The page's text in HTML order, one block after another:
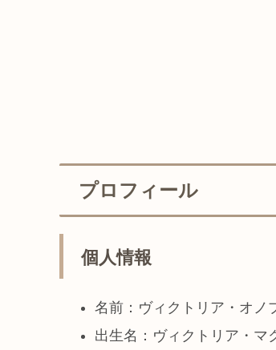
プロフィール
個人情報
名前：ヴィクトリア・オノ
出生名：ヴィクトリア・マ